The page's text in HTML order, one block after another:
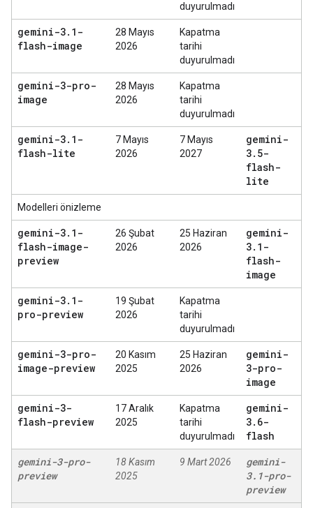
duyurulmadı
gemini-3. 1-
flash-image
28 Mayıs
2026
Kapatma
tarihi
duyurulmadı
gemini-3-pro-
image
28 Mayıs
2026
Kapatma
tarihi
duyurulmadı
gemini-3. 1-
flash-lite
7 Mayıs
2026
7 Mayıs
2027
gemini-
3. 5-
flash-
lite
Modelleri önizleme
gemini-3. 1-
flash-image-
preview
26 Şubat
2026
25 Haziran
2026
gemini-
3. 1-
flash-
image
gemini-3. 1-
pro-preview
19 Şubat
2026
Kapatma
tarihi
duyurulmadı
gemini-3-pro-
image-preview
20 Kasım
2025
25 Haziran
2026
gemini-
3-pro-
image
gemini-3-
flash-preview
17 Aralık
2025
Kapatma
tarihi
duyurulmadı
gemini-
3. 6-
flash
gemini-3-pro-
preview
18 Kasım
2025
9 Mart 2026
gemini-
3. 1-pro-
preview